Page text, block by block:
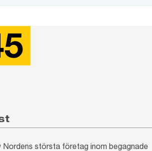
största företag inom begagnade